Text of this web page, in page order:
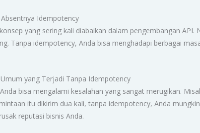
Idempotency
yang sering kali diabaikan dalam pengembangan
Tanpa idempotency, Anda bisa menghadapi berbagai
yang Terjadi Tanpa Idempotency
bisa mengalami kesalahan yang sangat merugikan.
itu dikirim dua kali, tanpa idempotency, Anda
reputasi bisnis Anda.